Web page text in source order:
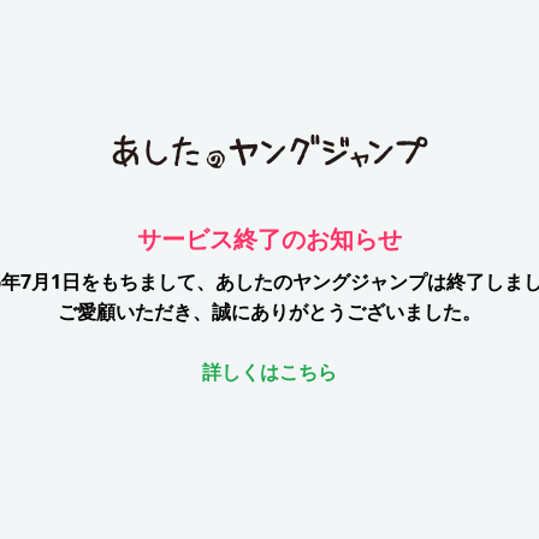
サービス終了のお知らせ
7月1日をもちまして、 あしたのヤングジャンプは終了しま
ご愛顧いただき、誠にありがとうございました。
詳しくはこちら